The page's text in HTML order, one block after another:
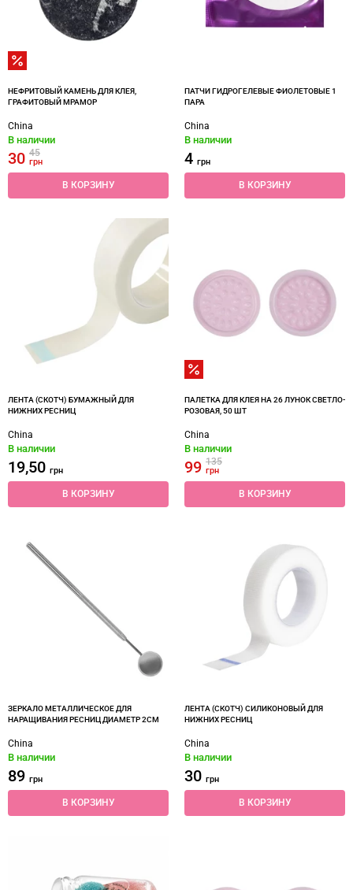
НЕФРИТОВЫЙ КАМЕНЬ ДЛЯ КЛЕЯ,
ГРАФИТОВЫЙ МРАМОР
China
В наличии
30 45
грн
В КОРЗИНУ
ПАТЧИ ГИДРОГЕЛЕВЫЕ ФИОЛЕТОВЫЕ 1
ПАРА
China
В наличии
4 грн
В КОРЗИНУ
ЛЕНТА (СКОТЧ) БУМАЖНЫЙ ДЛЯ
НИЖНИХ РЕСНИЦ
China
В наличии
19,50 грн
В КОРЗИНУ
ПАЛЕТКА ДЛЯ КЛЕЯ НА 26 ЛУНОК СВЕТЛО-
РОЗОВАЯ, 50 ШТ
China
В наличии
99 135
грн
В КОРЗИНУ
ЗЕРКАЛО МЕТАЛЛИЧЕСКОЕ ДЛЯ
НАРАЩИВАНИЯ РЕСНИЦ ДИАМЕТР 2СМ
China
В наличии
89 грн
В КОРЗИНУ
ЛЕНТА (СКОТЧ) СИЛИКОНОВЫЙ ДЛЯ
НИЖНИХ РЕСНИЦ
China
В наличии
30 грн
В КОРЗИНУ